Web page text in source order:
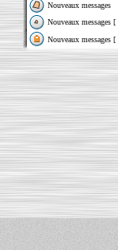
Nouveaux messages
Nouveaux messages
Nouveaux